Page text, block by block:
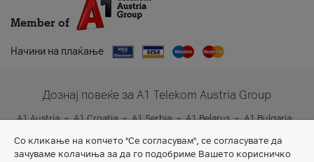
Member of
Начини на плаќање
Дознај повеќе за A1 Telekom Austria Group
A1 Austria A1 Croatia A1 Serbia A1 Belarus
A1 Bulgaria
A1 Slovenia
A1 Digital
Со кликање на копчето "Се согласувам", се согласувате да
зачуваме колачиња за да го подобриме Вашето корисничко